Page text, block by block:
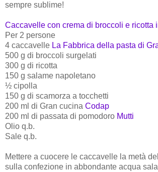
sempre sublime!
Caccavelle con crema di broccoli e ricotta
Per 2 persone
4 caccavelle La Fabbrica della pasta di
500 g di broccoli surgelati
300 g di ricotta
150 g salame napoletano
½ cipolla
150 g di scamorza a tocchetti
200 ml di Gran cucina Codap
200 ml di passata di pomodoro Mutti
Olio q.b.
Sale q.b.
Mettere a cuocere le caccavelle la metà
sulla confezione in abbondante acqua